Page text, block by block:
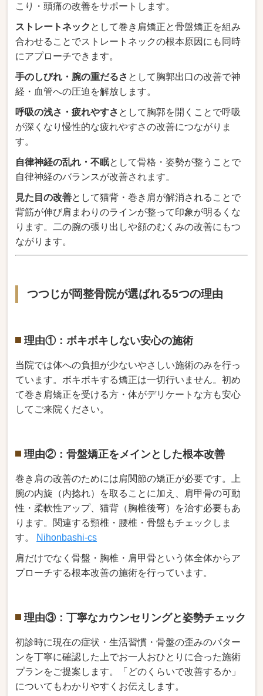
こり・頭痛の改善をサポートします。
ストレートネック として巻き肩矯正と骨盤矯正を組み
合わせることでストレートネックの根本原因にも同時
にアプローチできます。
手のしびれ・腕の重だるさ として胸郭出口の改善で神
経・血管への圧迫を解放します。
呼吸の浅さ・疲れやすさ として胸郭を開くことで呼吸
が深くなり慢性的な疲れやすさの改善につながりま
す。
自律神経の乱れ・不眠として骨格・姿勢が整うことで
自律神経のバランスが改善されます。
見た目の改善として猫背・巻き肩が解消されることで
背筋が伸び肩まわりのラインが整って印象が明るくな
ります。二の腕の張り出しや顔のむくみの改善にもつ
ながります。
つつじが岡整骨院が選ばれる5つの理由
理由①：ボキボキしない安心の施術
当院では体への負担が少ないやさしい施術のみを行っ
ています。ボキボキする矯正は一切行いません。初め
て巻き肩矯正を受ける方・体がデリケートな方も安心
してご来院ください。
理由②：骨盤矯正をメインとした根本改善
巻き肩の改善のためには肩関節の矯正が必要です。上
腕の内旋（内捻れ）を取ることに加え、肩甲骨の可動
性・柔軟性アップ、猫背（胸椎後弯）を治す必要もあ
ります。関連する頸椎・腰椎・骨盤もチェックしま
す。
Nihonbashi-cs
肩だけでなく骨盤・胸椎・肩甲骨という体全体からア
プローチする根本改善の施術を行っています。
理由③：丁寧なカウンセリングと姿勢チェック
初診時に現在の症状・生活習慣・骨盤の歪みのパター
ンを丁寧に確認した上でお一人おひとりに合った施術
プランをご提案します。「どのくらいで改善するか」
についてもわかりやすくお伝えします。